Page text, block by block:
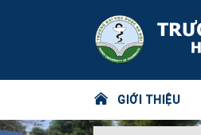
GIỚI THIỆU